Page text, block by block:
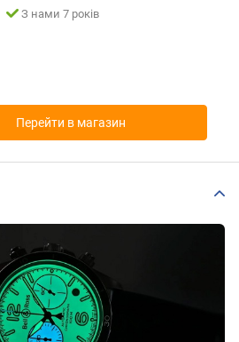
З нами 7 років
Перейти в магазин